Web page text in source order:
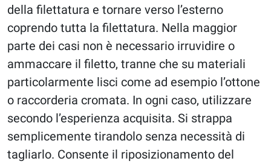
della filettatura e tornare verso l’esterno
coprendo tutta la filettatura. Nella maggior
parte dei casi non è necessario irruvidire o
ammaccare il filetto, tranne che su materiali
particolarmente lisci come ad esempio l’ottone
o raccorderia cromata. In ogni caso, utilizzare
secondo l’esperienza acquisita. Si strappa
semplicemente tirandolo senza necessità di
tagliarlo. Consente il riposizionamento del